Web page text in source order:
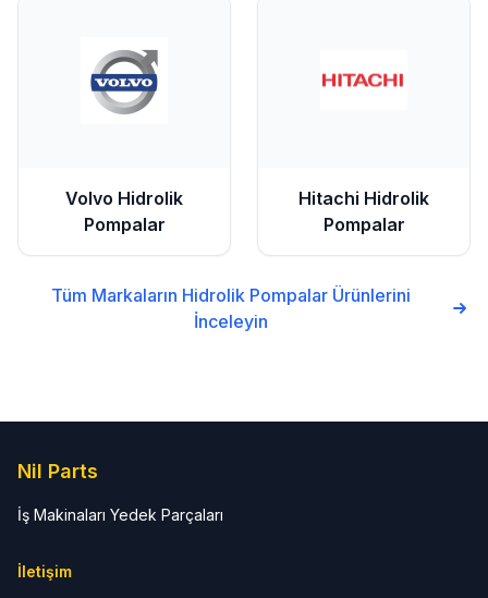
Volvo Hidrolik
Pompalar
Hitachi Hidrolik
Pompalar
Tüm Markaların Hidrolik Pompalar Ürünlerini
İnceleyin
Nil Parts
İş Makinaları Yedek Parçaları
İletişim